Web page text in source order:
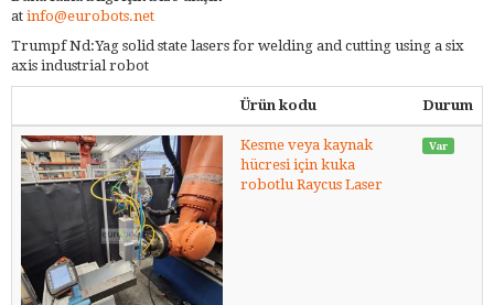
at info@eurobots.net
Trumpf Nd:Yag solid state lasers for welding and cutting using a six
axis industrial robot
Ürün kodu Durum
Kesme veya kaynak
hücresi için kuka
robotlu Raycus Laser
Var